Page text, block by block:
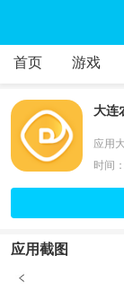
首页 游戏
大连
应用
时间：
应用截图